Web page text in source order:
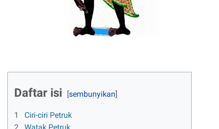
Daftar isi
1
Ciri-ciri Petruk